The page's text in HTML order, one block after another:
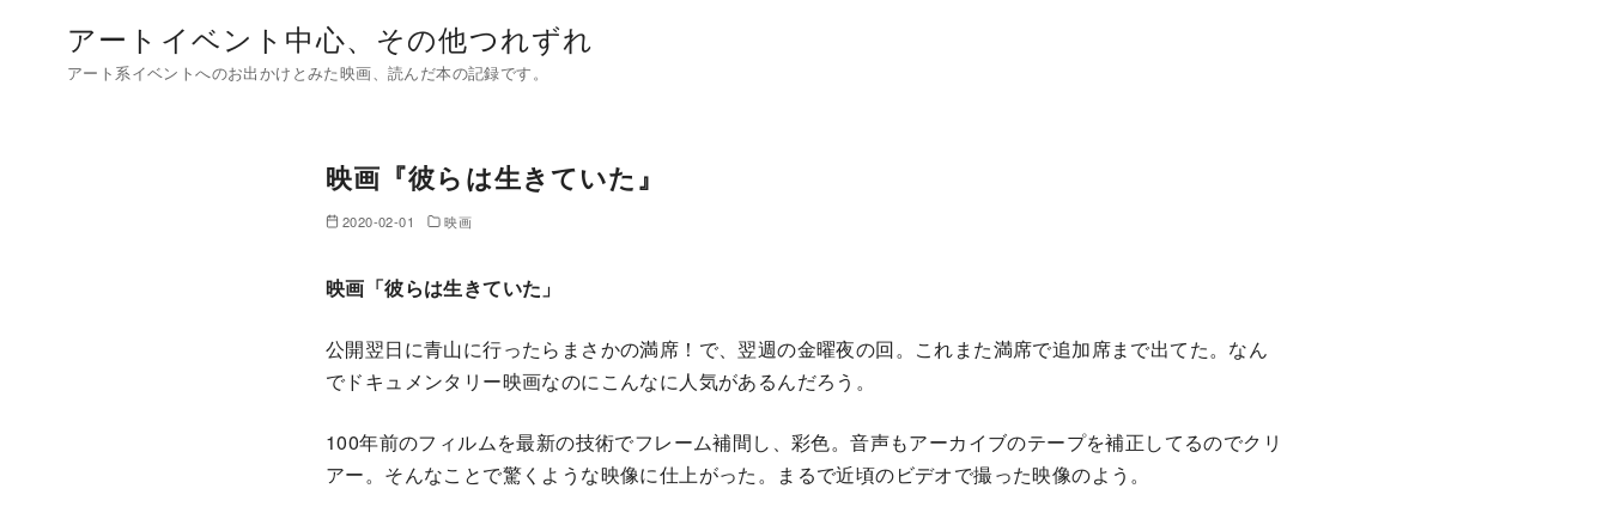
アートイベント中心、その他つれずれ
アート系イベントへのお出かけとみた映画、読んだ本の記録です。
映画『彼らは生きていた』
2020-02-01 映画
映画「彼らは生きていた」
公開翌日に青山に行ったらまさかの満席！で、翌週の金曜夜の回。これまた満席で追加席まで出てた。なん
でドキュメンタリー映画なのにこんなに人気があるんだろう。
100年前のフィルムを最新の技術でフレーム補間し、彩色。音声もアーカイブのテープを補正してるのでクリ
アー。そんなことで驚くような映像に仕上がった。まるで近頃のビデオで撮った映像のよう。